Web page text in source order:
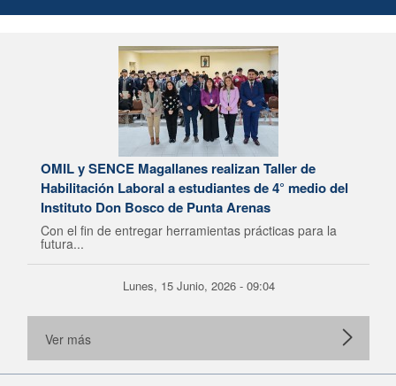
OMIL y SENCE Magallanes realizan Taller de
Habilitación Laboral a estudiantes de 4° medio del
Instituto Don Bosco de Punta Arenas
Con el fin de entregar herramientas prácticas para la
futura...
Lunes, 15 Junio, 2026 - 09:04
Ver más